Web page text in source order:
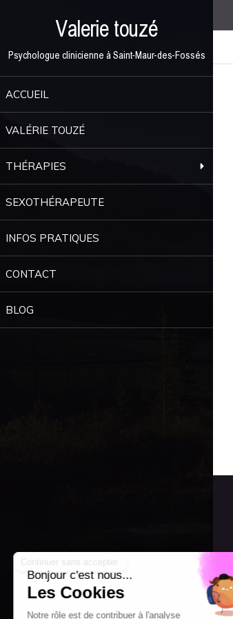
Valerie touzé
Psychologue clinicienne à Saint-Maur-des-Fossés
ACCUEIL
VALÉRIE TOUZÉ
THÉRAPIES
SEXOTHÉRAPEUTE
INFOS PRATIQUES
CONTACT
BLOG